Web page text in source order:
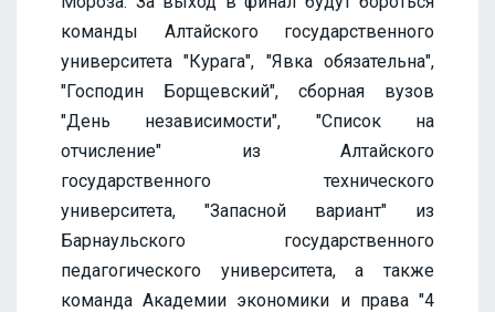
команды Алтайского государственного
университета "Курага", "Явка обязательна",
"Господин Борщевский", сборная вузов
"День независимости", "Список на
отчисление" из Алтайского
государственного технического
университета, "Запасной вариант" из
Барнаульского государственного
педагогического университета, а также
команда Академии экономики и права "4